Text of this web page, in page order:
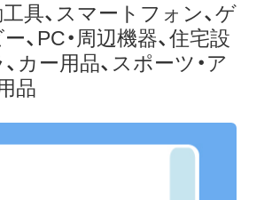
工具、スマートフォン、ゲ
、PC・周辺機器、住宅設
カー用品、スポーツ・ア
品